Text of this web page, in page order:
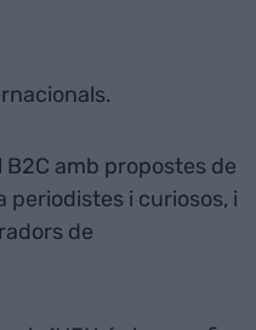
amb propostes de
periodistes i curiosos, i
de